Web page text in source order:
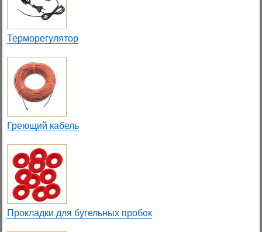
Терморегулятор
Греющий кабель
Прокладки для бугельных пробок